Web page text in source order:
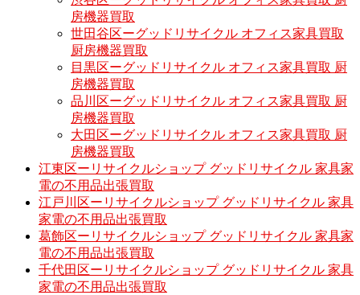
房機器買取
世田谷区ーグッドリサイクル オフィス家具買取
厨房機器買取
目黒区ーグッドリサイクル オフィス家具買取 厨
房機器買取
品川区ーグッドリサイクル オフィス家具買取 厨
房機器買取
大田区ーグッドリサイクル オフィス家具買取 厨
房機器買取
江東区ーリサイクルショップ グッドリサイクル 家具家
電の不用品出張買取
江戸川区ーリサイクルショップ グッドリサイクル 家具
家電の不用品出張買取
葛飾区ーリサイクルショップ グッドリサイクル 家具家
電の不用品出張買取
千代田区ーリサイクルショップ グッドリサイクル 家具
家電の不用品出張買取